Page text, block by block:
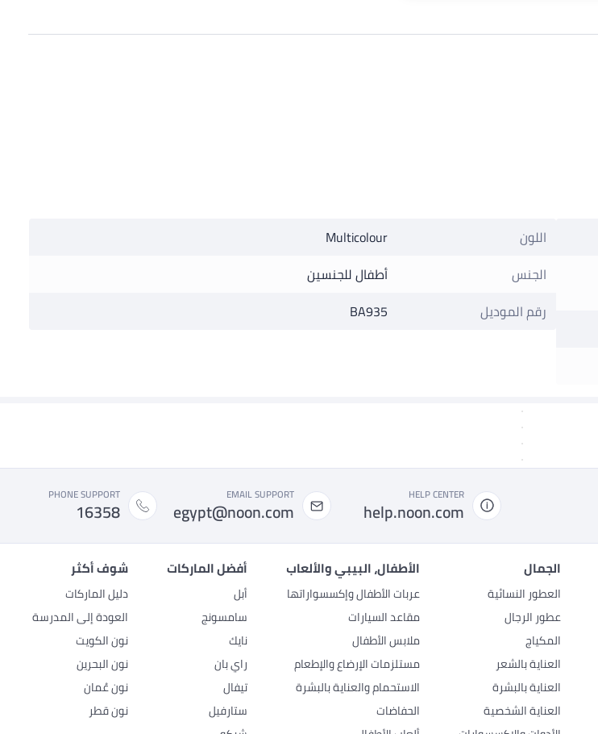
اللون
Multicolour
الجنس
أطفال للجنسين
رقم الموديل
BA935
HELP CENTER
help.noon.com
EMAIL SUPPORT
egypt@noon.com
PHONE SUPPORT
16358
الجمال
العطور النسائية
عطور الرجال
المكياج
العناية بالشعر
العناية بالبشرة
العناية الشخصية
الأطفال، البيبي والألعاب
عربات الأطفال وإكسسواراتها
مقاعد السيارات
ملابس الأطفال
مستلزمات الإرضاع والإطعام
الاستحمام والعناية بالبشرة
الحفاضات
أفضل الماركات
أبل
سامسونج
نايك
راي بان
تيفال
ستارفيل
شوف أكثر
دليل الماركات
العودة إلى المدرسة
نون الكويت
نون البحرين
نون عُمان
نون قطر